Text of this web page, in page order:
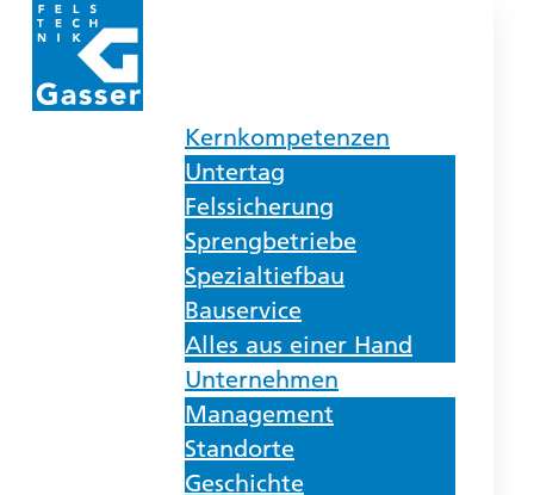
Kernkompetenzen
Untertag
Felssicherung
Sprengbetriebe
Spezialtiefbau
Bauservice
Alles aus einer Hand
Unternehmen
Management
Standorte
Geschichte